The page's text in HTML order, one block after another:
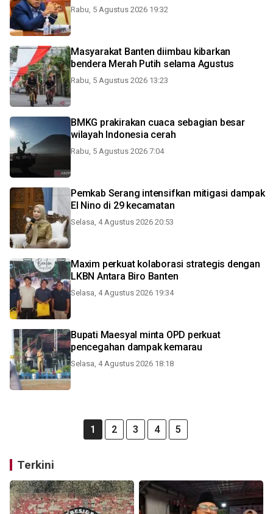
Rabu, 5 Agustus 2026 19:32
Masyarakat Banten diimbau kibarkan
bendera Merah Putih selama Agustus
Rabu, 5 Agustus 2026 13:23
BMKG prakirakan cuaca sebagian besar
wilayah Indonesia cerah
Rabu, 5 Agustus 2026 7:04
Pemkab Serang intensifkan mitigasi dampak
El Nino di 29 kecamatan
Selasa, 4 Agustus 2026 20:53
Maxim perkuat kolaborasi strategis dengan
LKBN Antara Biro Banten
Selasa, 4 Agustus 2026 19:34
Bupati Maesyal minta OPD perkuat
pencegahan dampak kemarau
Selasa, 4 Agustus 2026 18:18
1 2 3 4 5
Terkini